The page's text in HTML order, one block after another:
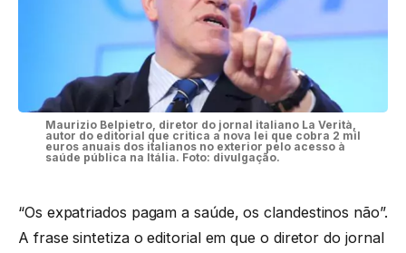
Maurizio Belpietro, diretor do jornal italiano La Verità,
autor do editorial que critica a nova lei que cobra 2 mil
euros anuais dos italianos no exterior pelo acesso à
saúde pública na Itália. Foto: divulgação.
“Os expatriados pagam a saúde, os clandestinos não”.
A frase sintetiza o editorial em que o diretor do jornal